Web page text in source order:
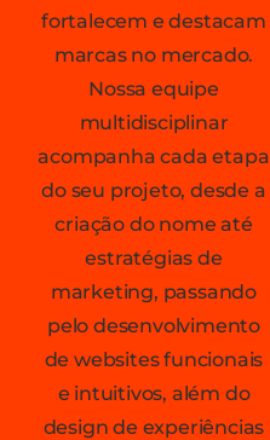
fortalecem e destacam
marcas no mercado.
Nossa equipe
multidisciplinar
acompanha cada etapa
do seu projeto, desde a
criação do nome até
estratégias de
marketing, passando
pelo desenvolvimento
de websites funcionais
e intuitivos, além do
design de experiências